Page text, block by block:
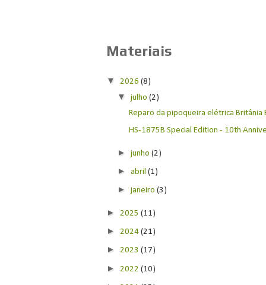
Materiais
▼ 2026(8)
▼julho(2)
Reparo da pipoqueira elétrica Britânia
HS-1875B Special Edition - 10th
►junho(2)
►abril(1)
►janeiro(3)
► 2025(11)
► 2024(21)
► 2023(17)
► 2022(10)